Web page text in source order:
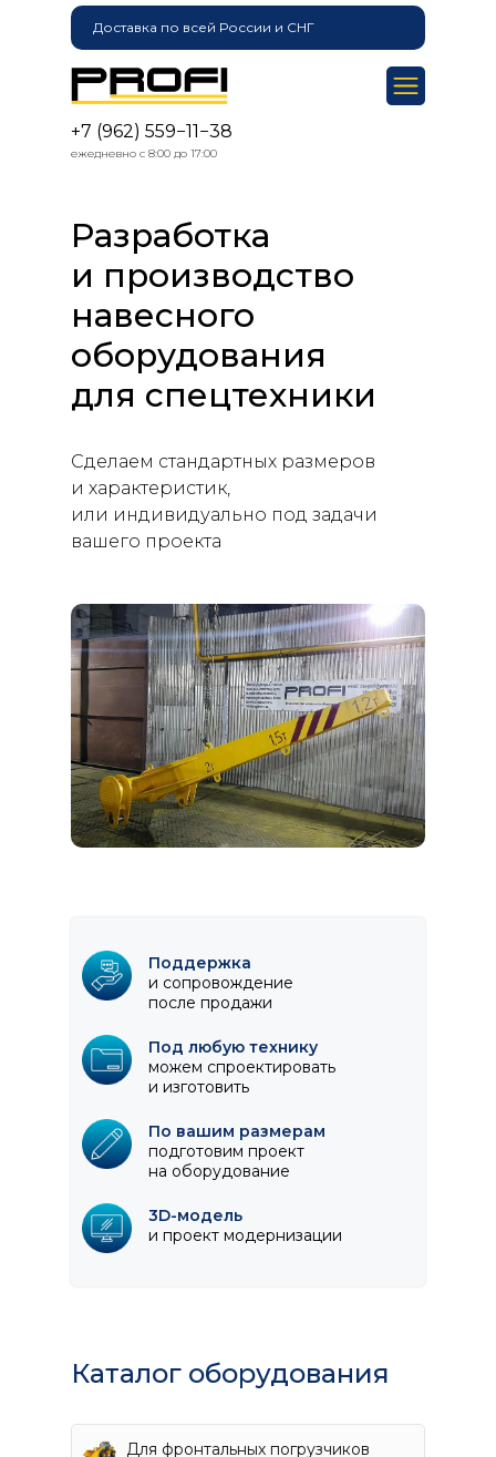
Доставка по всей России и СНГ
+7 (962) 559−11−38
ежедневно с 8:00 до 17:00
Разработка
и производство
навесного
оборудования
для спецтехники
Сделаем стандартных размеров
и характеристик,
или индивидуально под задачи
вашего проекта
Под любую технику
можем спроектировать
и изготовить
По вашим размерам
подготовим проект
на оборудование
3D-модель
и проект модернизации
Поддержка
и сопровождение
после продажи
Каталог оборудования
Для фронтальных погрузчиков